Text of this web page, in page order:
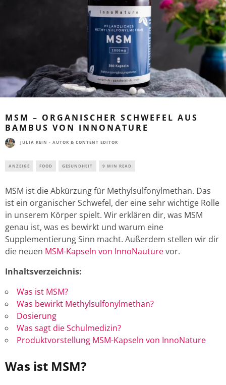
MSM – ORGANISCHER SCHWEFEL AUS
BAMBUS VON INNONATURE
JULIA KEIN - AUTOR & CONTENT EDITOR
ANZEIGE FOOD GESUNDHEIT 9 MIN READ
MSM ist die Abkürzung für Methylsulfonylmethan. Das
ist ein organischer Schwefel, der eine sehr wichtige Rolle
in unserem Körper spielt. Wir erklären dir, was MSM
genau ist, was es bewirkt und warum eine
Supplementierung Sinn macht. Außerdem stellen wir dir
die neuen MSM-Kapseln von InnoNauturevor.
Inhaltsverzeichnis:
Was ist MSM?
Was bewirkt Methylsulfonylmethan?
Dosierung
Was sagt die Schulmedizin?
Produktvorstellung MSM-Kapseln von InnoNature
Was ist MSM?